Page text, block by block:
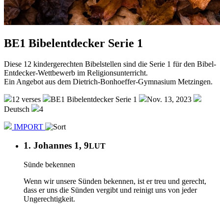
BE1 Bibelentdecker Serie 1
Diese 12 kindergerechten Bibelstellen sind die Serie 1 für den Bibel-
Entdecker-Wettbewerb im Religionsunterricht.
Ein Angebot aus dem Dietrich-Bonhoeffer-Gymnasium Metzingen.
12 verses BE1 Bibelentdecker Serie 1
Nov. 13, 2023
Deutsch
4
IMPORT
1. Johannes 1, 9LUT
Sünde bekennen
Wenn wir unsere Sünden bekennen, ist er treu und gerecht,
dass er uns die Sünden vergibt und reinigt uns von jeder
Ungerechtigkeit.